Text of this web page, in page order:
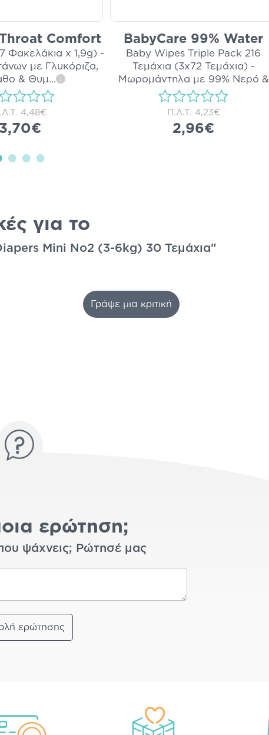
Comfort
Φακελάκια x 1,9g) -
με Γλυκόριζα,
& Θυμ... i
4,48€
3,70€
BabyCare 99% Water
Baby Wipes Triple Pack 216
Τεμάχια (3x72 Τεμάχια) -
Μωρομάντηλα με 99% Νερό &
Βιο... i
Π.Λ.Τ. 4,23€
2,96€
για το
Mini No2 (3-6kg) 30 Τεμάχια"
Γράψε μια κριτική
ερώτηση;
ψάχνεις; Ρώτησέ μας
ερώτησης